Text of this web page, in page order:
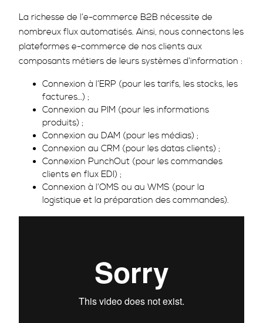
La richesse de l’e-commerce B2B nécessite de
nombreux flux automatisés. Ainsi, nous connectons les
plateformes e-commerce de nos clients aux
composants métiers de leurs systèmes d’information :
Connexion à l’ERP (pour les tarifs, les stocks, les
factures…) ;
Connexion au PIM (pour les informations
produits) ;
Connexion au DAM (pour les médias) ;
Connexion au CRM (pour les datas clients) ;
Connexion PunchOut (pour les commandes
clients en flux EDI) ;
Connexion à l’OMS ou au WMS (pour la
logistique et la préparation des commandes).